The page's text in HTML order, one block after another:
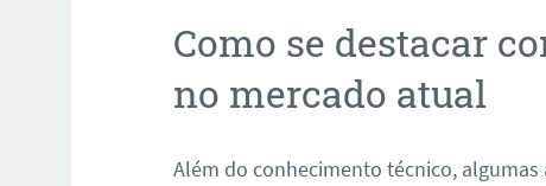
Como se destacar
no mercado atual
Além do conhecimento técnico,